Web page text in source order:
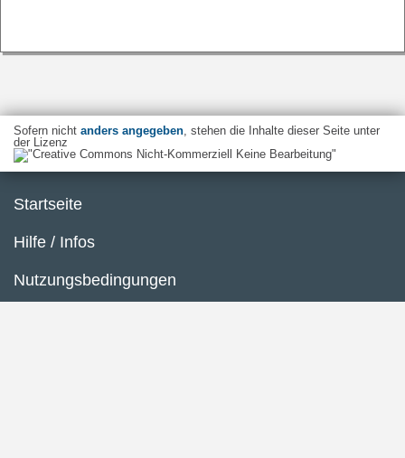
Sofern nicht anders angegeben, stehen die Inhalte dieser Seite unter
der Lizenz
Startseite
Hilfe / Infos
Nutzungsbedingungen